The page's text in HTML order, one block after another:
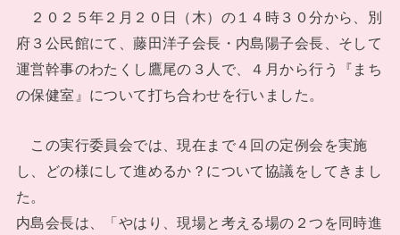
２０２５年２月２０日（木）の１４時３０分から、別
府３公民館にて、藤田洋子会長・内島陽子会長、そして
運営幹事のわたくし鷹尾の３人で、４月から行う『まち
の保健室』について打ち合わせを行いました。
この実行委員会では、現在まで４回の定例会を実施
し、どの様にして進めるか？について協議をしてきまし
た。
内島会長は、「やはり、現場と考える場の２つを同時進